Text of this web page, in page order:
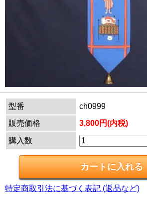
型番
ch0999
販売価格
3,800円(内税)
購入数
特定商取引法に基づく表記 (返品など)